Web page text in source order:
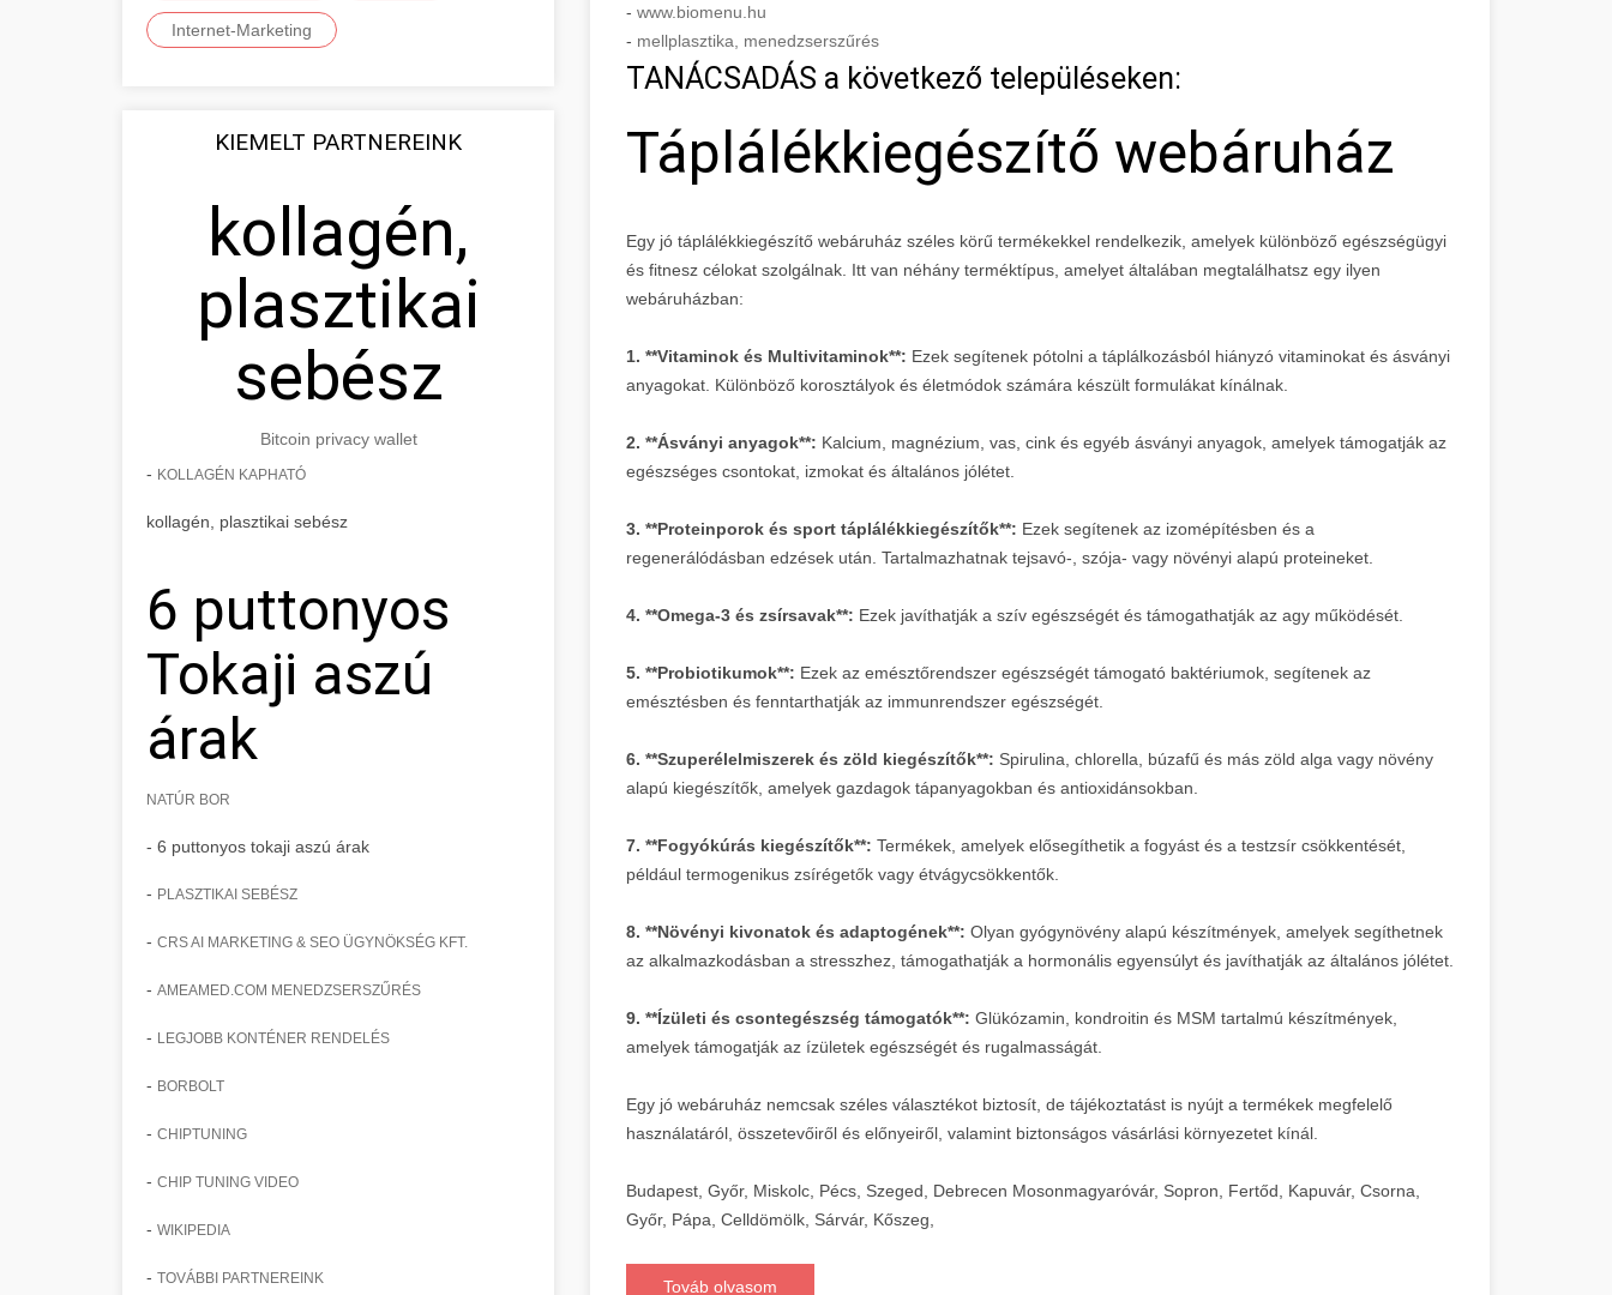
Internet-Marketing
KIEMELT PARTNEREINK
kollagén,
plasztikai
sebész
Bitcoin privacy wallet
- KOLLAGÉN KAPHATÓ
kollagén, plasztikai sebész
6 puttonyos
Tokaji aszú
árak
NATÚR BOR
- 6 puttonyos tokaji aszú árak
- PLASZTIKAI SEBÉSZ
- CRS AI MARKETING & SEO ÜGYNÖKSÉG KFT.
- AMEAMED.COM MENEDZSERSZŰRÉS
- LEGJOBB KONTÉNER RENDELÉS
- BORBOLT
- CHIPTUNING
- CHIP TUNING VIDEO
- WIKIPEDIA
- TOVÁBBI PARTNEREINK
- www.biomenu.hu
- mellplasztika, menedzserszűrés
TANÁCSADÁS a következő településeken:
Táplálékkiegészítő webáruház
Egy jó táplálékkiegészítő webáruház széles körű termékekkel rendelkezik, amelyek különböző egészségügyi
és fitnesz célokat szolgálnak. Itt van néhány terméktípus, amelyet általában megtalálhatsz egy ilyen
webáruházban:
1. **Vitaminok és Multivitaminok**: Ezek segítenek pótolni a táplálkozásból hiányzó vitaminokat és ásványi
anyagokat. Különböző korosztályok és életmódok számára készült formulákat kínálnak.
2. **Ásványi anyagok**: Kalcium, magnézium, vas, cink és egyéb ásványi anyagok, amelyek támogatják az
egészséges csontokat, izmokat és általános jólétet.
3. **Proteinporok és sport táplálékkiegészítők**: Ezek segítenek az izomépítésben és a
regenerálódásban edzések után. Tartalmazhatnak tejsavó-, szója- vagy növényi alapú proteineket.
4. **Omega-3 és zsírsavak**: Ezek javíthatják a szív egészségét és támogathatják az agy működését.
5. **Probiotikumok**: Ezek az emésztőrendszer egészségét támogató baktériumok, segítenek az
emésztésben és fenntarthatják az immunrendszer egészségét.
6. **Szuperélelmiszerek és zöld kiegészítők**: Spirulina, chlorella, búzafű és más zöld alga vagy növény
alapú kiegészítők, amelyek gazdagok tápanyagokban és antioxidánsokban.
7. **Fogyókúrás kiegészítők**: Termékek, amelyek elősegíthetik a fogyást és a testzsír csökkentését,
például termogenikus zsírégetők vagy étvágycsökkentők.
8. **Növényi kivonatok és adaptogének**: Olyan gyógynövény alapú készítmények, amelyek segíthetnek
az alkalmazkodásban a stresszhez, támogathatják a hormonális egyensúlyt és javíthatják az általános jólétet.
9. **Ízületi és csontegészség támogatók**: Glükózamin, kondroitin és MSM tartalmú készítmények,
amelyek támogatják az ízületek egészségét és rugalmasságát.
Egy jó webáruház nemcsak széles választékot biztosít, de tájékoztatást is nyújt a termékek megfelelő
használatáról, összetevőiről és előnyeiről, valamint biztonságos vásárlási környezetet kínál.
Budapest, Győr, Miskolc, Pécs, Szeged, Debrecen Mosonmagyaróvár, Sopron, Fertőd, Kapuvár, Csorna,
Győr, Pápa, Celldömölk, Sárvár, Kőszeg,
Továb olvasom